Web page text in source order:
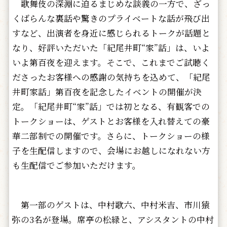
歌舞伎の深淵に迫るまじめな談義の一方で、ざっ
くばらんな裏話や驚きのプライベートな話が飛び出
すなど、出演者を身近に感じられるトークが話題と
なり、好評いただいた「紀尾井町“家”話」は、いよ
いよ第百夜を迎えます。そこで、これまでご試聴く
ださったお客様への感謝の気持ちを込めて、「紀尾
井町家話」第百夜を記念したイベントの開催が決
定。「紀尾井町“家”話」では初となる、有観客での
トークショーは、ゲストとお客様を入れ替えての豪
華二部制での開催です。さらに、トークショーの様
子を生配信しますので、会場にお越しになれない方
も生配信でご参加いただけます。
第一部のゲストは、中村歌六、中村米吉、市川猿
弥の3名が登場。席亭の松緑と、アシスタントの中村